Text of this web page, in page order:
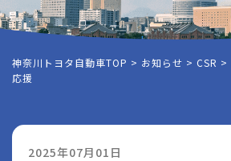
神奈川トヨタ自動車TOP > お知らせ > CSR >
応援
2025年07月01日